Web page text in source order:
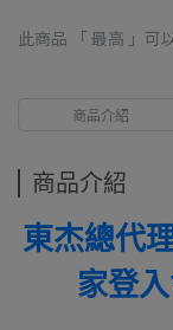
此商品 「 最高 」可
商品介紹
商品介紹
東杰總代
家登